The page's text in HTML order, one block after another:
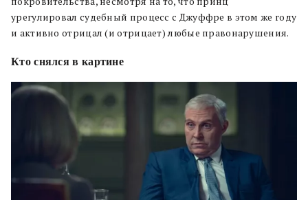
урегулировал судебный процесс с Джуффре в этом же году
и активно отрицал (и отрицает) любые правонарушения.
Кто снялся в картине